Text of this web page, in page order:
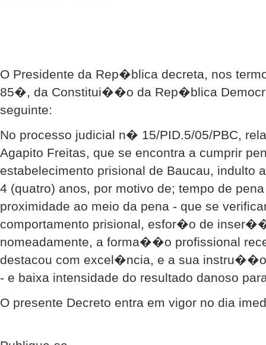
O Presidente da Rep�blica decreta, nos
85�, da Constitui��o da Rep�blica
seguinte:
No processo judicial n� 15/PID.5/05/PBC,
Agapito Freitas, que se encontra a cumprir
estabelecimento prisional de Baucau, indulto
4 (quatro) anos, por motivo de; tempo de
proximidade ao meio da pena - que se
comportamento prisional, esfor�o de
nomeadamente, a forma��o profissional
destacou com excel�ncia, e a sua
- e baixa intensidade do resultado danoso
O presente Decreto entra em vigor no dia